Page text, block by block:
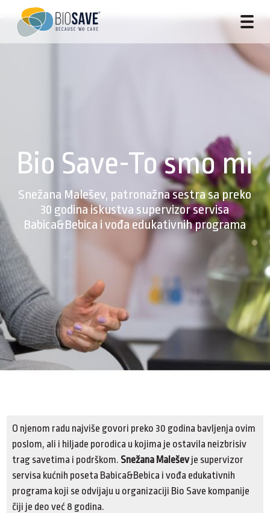
Bio Save-To smo mi
Snežana Malešev, patronažna sestra sa preko
30 godina iskustva supervizor servisa
Babica&Bebica i vođa edukativnih programa
O njenom radu najviše govori preko 30 godina bavljenja ovim
poslom, ali i hiljade porodica u kojima je ostavila neizbrisiv
trag savetima i podrškom. Snežana Maleševje supervizor
servisa kućnih poseta Babica&Bebica i vođa edukativnih
programa koji se odvijaju u organizaciji Bio Save kompanije
čiji je deo već 8 godina.